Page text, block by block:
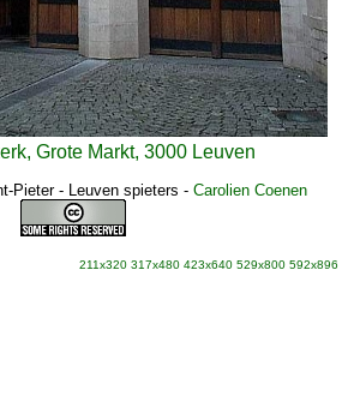
Grote Markt, 3000 Leuven
Pieter - Leuven spieters - Carolien Coenen
211x320 317x480 423x640 529x800 592x896